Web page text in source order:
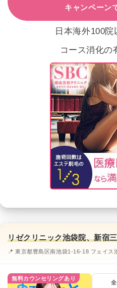
キャンペーン
日本海外100
コース消化の
リゼクリニック池袋院、新宿
📍 東京都豊島区南池袋1-16-18 フェイス
無料カウンセリングあり